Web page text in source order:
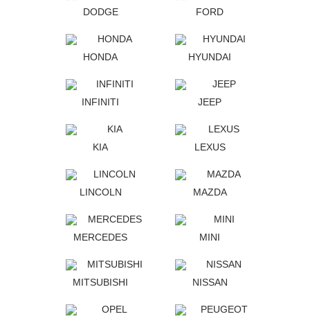
DODGE FORD
HONDA HYUNDAI
INFINITI JEEP
KIA LEXUS
LINCOLN MAZDA
MERCEDES MINI
MITSUBISHI NISSAN